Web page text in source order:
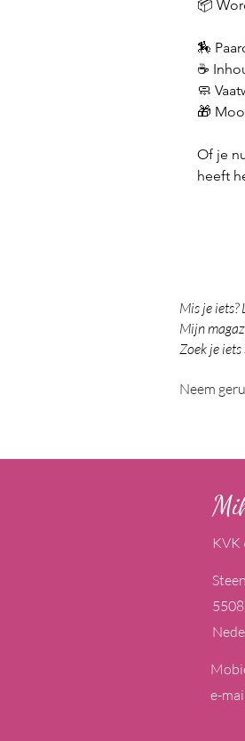
📦
🏇
☕
🧼
🎁
Of je
heeft
Mis je
Mijn
Zoek je iets
Neem
e-